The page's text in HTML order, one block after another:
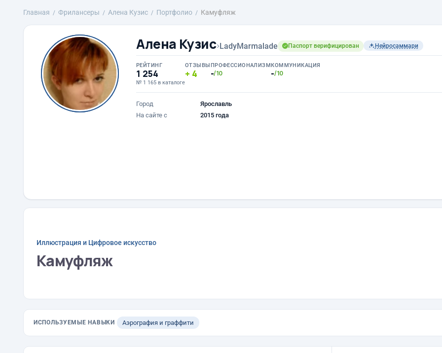
Главная Фрилансеры Алена Кузис Портфолио Камуфляж
Алена Кузис›LadyMarmalade Паспорт верифицирован Нейросаммари
РЕЙТИНГ
1 254
№ 1 165 в каталоге
ОТЗЫВЫ
4
ПРОФЕССИОНАЛИЗМ
-/10
КОММУНИКАЦИЯ
-/10
Город
Ярославль
На сайте с
2015 года
Иллюстрация и Цифровое искусство
Камуфляж
ИСПОЛЬЗУЕМЫЕ НАВЫКИ Аэрография и граффити